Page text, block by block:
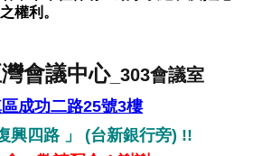
權利。
會議中心_303會議室
成功二路25號3樓
興四路 」 (台新銀行旁) !!